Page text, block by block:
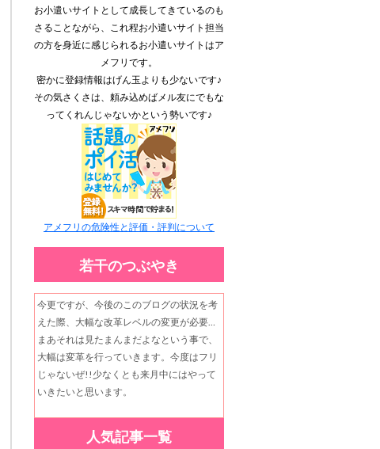
お小遣いサイトとして成長してきているのも
さることながら、これ程お小遣いサイト担当
の方を身近に感じられるお小遣いサイトはア
メフリです。
密かに登録情報はげん玉よりも少ないです♪
その気さくさは、頼み込めばメル友にでもな
ってくれんじゃないかという勢いです♪
アメフリの危険性と評価・評判について
若干のつぶやき
今更ですが、今後のこのブログの状況を考
えた際、大幅な改革レベルの変更が必要…
まあそれは見たまんまだよなという事で、
大幅は変革を行っていきます。今度はフリ
じゃないぜ!!少なくとも来月中にはやって
いきたいと思います。
人気記事一覧